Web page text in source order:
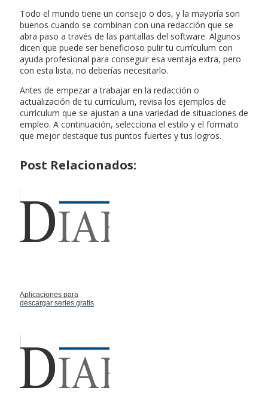
Todo el mundo tiene un consejo o dos, y la mayoría son
buenos cuando se combinan con una redacción que se
abra paso a través de las pantallas del software. Algunos
dicen que puede ser beneficioso pulir tu currículum con
ayuda profesional para conseguir esa ventaja extra, pero
con esta lista, no deberías necesitarlo.
Antes de empezar a trabajar en la redacción o
actualización de tu currículum, revisa los ejemplos de
currículum que se ajustan a una variedad de situaciones de
empleo. A continuación, selecciona el estilo y el formato
que mejor destaque tus puntos fuertes y tus logros.
Post Relacionados:
Aplicaciones para
descargar series gratis